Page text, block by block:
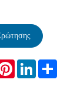
PinterestLinkedInShare